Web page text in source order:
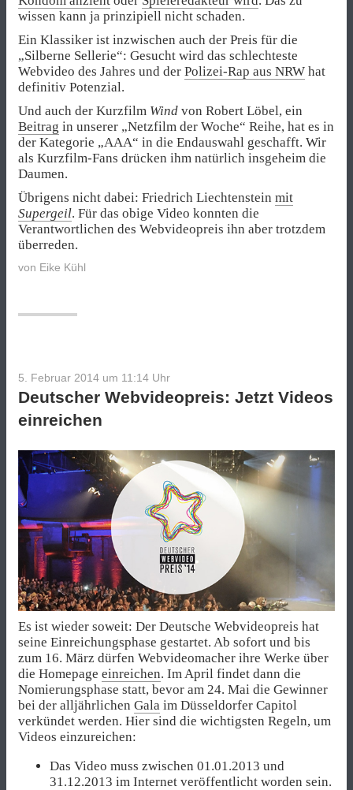
wissen kann ja prinzipiell nicht schaden.
Ein Klassiker ist inzwischen auch der Preis für die
„Silberne Sellerie“: Gesucht wird das schlechteste
Webvideo des Jahres und der Polizei-Rap aus NRW hat
definitiv Potenzial.
Und auch der Kurzfilm Wind von Robert Löbel, ein
Beitrag in unserer „Netzfilm der Woche“ Reihe, hat es in
der Kategorie „AAA“ in die Endauswahl geschafft. Wir
als Kurzfilm-Fans drücken ihm natürlich insgeheim die
Daumen.
Übrigens nicht dabei: Friedrich Liechtenstein mit
Supergeil. Für das obige Video konnten die
Verantwortlichen des Webvideopreis ihn aber trotzdem
überreden.
von Eike Kühl
5. Februar 2014 um 11:14 Uhr
Deutscher Webvideopreis: Jetzt Videos
einreichen
Es ist wieder soweit: Der Deutsche Webvideopreis hat
seine Einreichungsphase gestartet. Ab sofort und bis
zum 16. März dürfen Webvideomacher ihre Werke über
die Homepage einreichen. Im April findet dann die
Nomierungsphase statt, bevor am 24. Mai die Gewinner
bei der alljährlichen Gala im Düsseldorfer Capitol
verkündet werden. Hier sind die wichtigsten Regeln, um
Videos einzureichen:
Das Video muss zwischen 01.01.2013 und
31.12.2013 im Internet veröffentlicht worden sein.